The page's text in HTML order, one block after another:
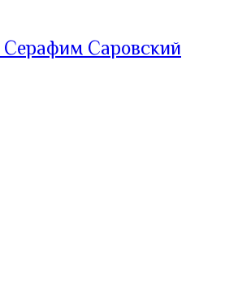
Саровский